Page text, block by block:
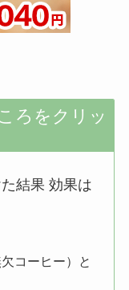
ろをクリッ
結果 効果は
コーヒー）と